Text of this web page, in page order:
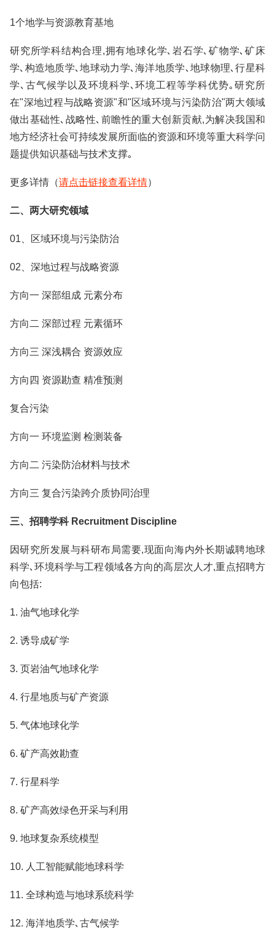
1个地学与资源教育基地
研究所学科结构合理,拥有地球化学､岩石学､矿物学､矿床
学､构造地质学､地球动力学､海洋地质学､地球物理､行星科
学､古气候学以及环境科学､环境工程等学科优势｡研究所
在"深地过程与战略资源"和"区域环境与污染防治"两大领域
做出基础性､战略性､前瞻性的重大创新贡献,为解决我国和
地方经济社会可持续发展所面临的资源和环境等重大科学问
题提供知识基础与技术支撑｡
更多详情（请点击链接查看详情）
二、两大研究领域
01、区域环境与污染防治
02、深地过程与战略资源
方向一 深部组成 元素分布
方向二 深部过程 元素循环
方向三 深浅耦合 资源效应
方向四 资源勘查 精准预测
复合污染
方向一 环境监测 检测装备
方向二 污染防治材料与技术
方向三 复合污染跨介质协同治理
三、招聘学科 Recruitment Discipline
因研究所发展与科研布局需要,现面向海内外长期诚聘地球
科学､环境科学与工程领域各方向的高层次人才,重点招聘方
向包括:
1. 油气地球化学
2. 诱导成矿学
3. 页岩油气地球化学
4. 行星地质与矿产资源
5. 气体地球化学
6. 矿产高效勘查
7. 行星科学
8. 矿产高效绿色开采与利用
9. 地球复杂系统模型
10. 人工智能赋能地球科学
11. 全球构造与地球系统科学
12. 海洋地质学､古气候学